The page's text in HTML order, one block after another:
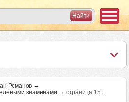
Романов →
знаменами → страница 151